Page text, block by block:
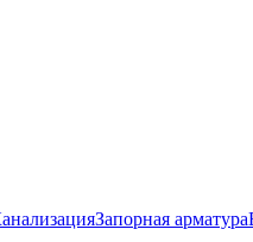
Запорная арматура